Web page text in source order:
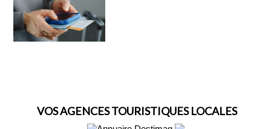
VOS AGENCES TOURISTIQUES LOCALES